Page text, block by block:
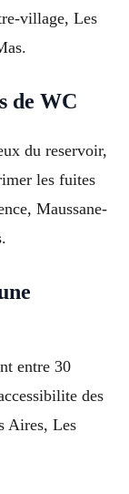
village, Les
de WC
du reservoir,
les fuites
Maussane-
entre 30
des
Aires, Les